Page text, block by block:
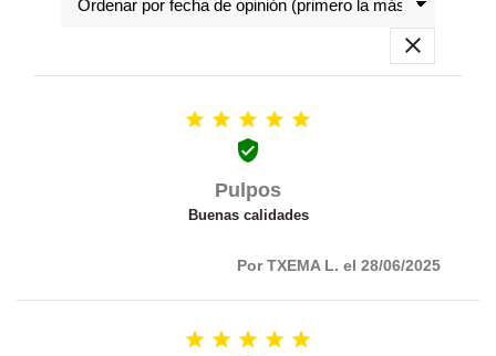

    

Pulpos
Buenas calidades
Por TXEMA L. el 28/06/2025
    